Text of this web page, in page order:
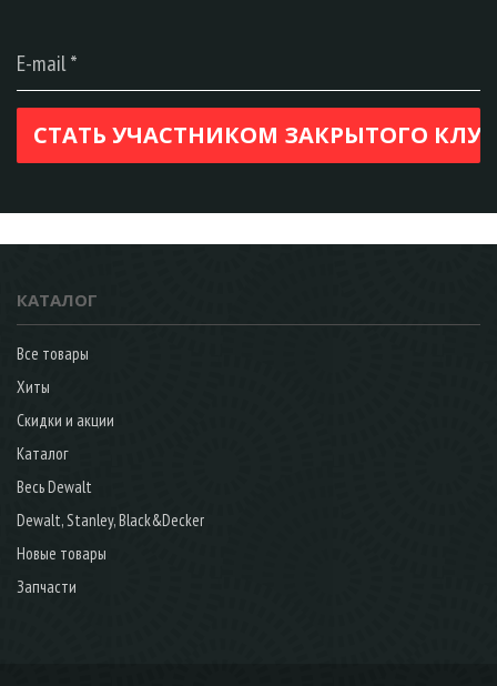
КАТАЛОГ
Все товары
Хиты
Скидки и акции
Каталог
Весь Dewalt
Dewalt, Stanley, Black&Decker
Новые товары
Запчасти